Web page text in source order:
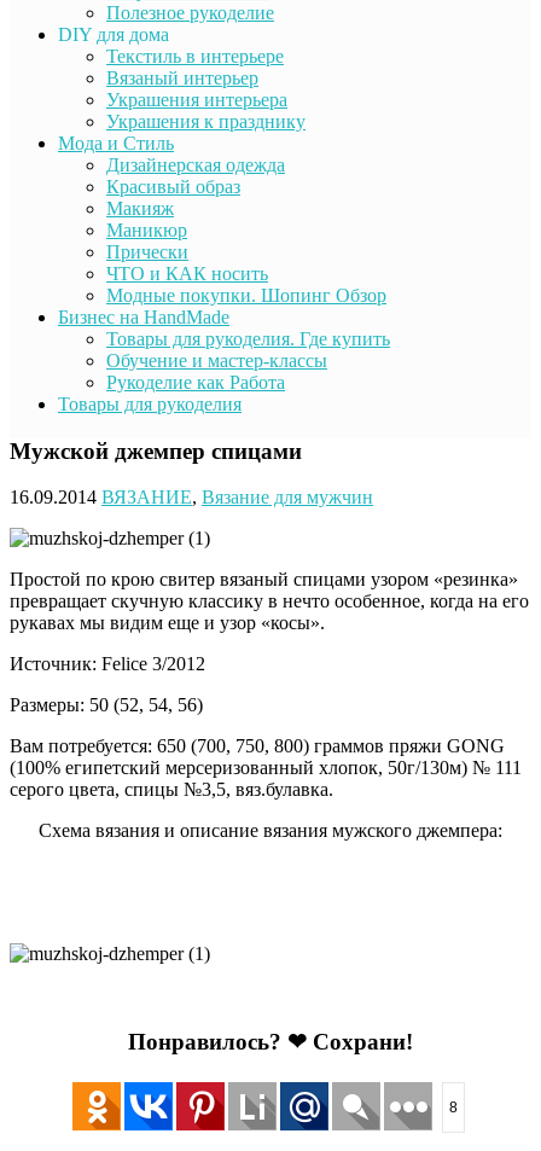
Полезное рукоделие
DIY для дома
Текстиль в интерьере
Вязаный интерьер
Украшения интерьера
Украшения к празднику
Мода и Стиль
Дизайнерская одежда
Красивый образ
Макияж
Маникюр
Прически
ЧТО и КАК носить
Модные покупки. Шопинг Обзор
Бизнес на HandMade
Товары для рукоделия. Где купить
Обучение и мастер-классы
Рукоделие как Работа
Товары для рукоделия
Мужской джемпер спицами
16.09.2014 ВЯЗАНИЕ, Вязание для мужчин
Простой по крою свитер вязаный спицами узором «резинка»
превращает скучную классику в нечто особенное, когда на его
рукавах мы видим еще и узор «косы».
Источник: Felice 3/2012
Размеры: 50 (52, 54, 56)
Вам потребуется: 650 (700, 750, 800) граммов пряжи GONG
(100% египетский мерсеризованный хлопок, 50г/130м) № 111
серого цвета, спицы №3,5, вяз.булавка.
Схема вязания и описание вязания мужского джемпера:
Понравилось? ❤ Сохрани!
8